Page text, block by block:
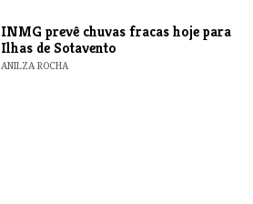
INMG prevê chuvas fracas hoje para
Ilhas de Sotavento
ANILZA ROCHA